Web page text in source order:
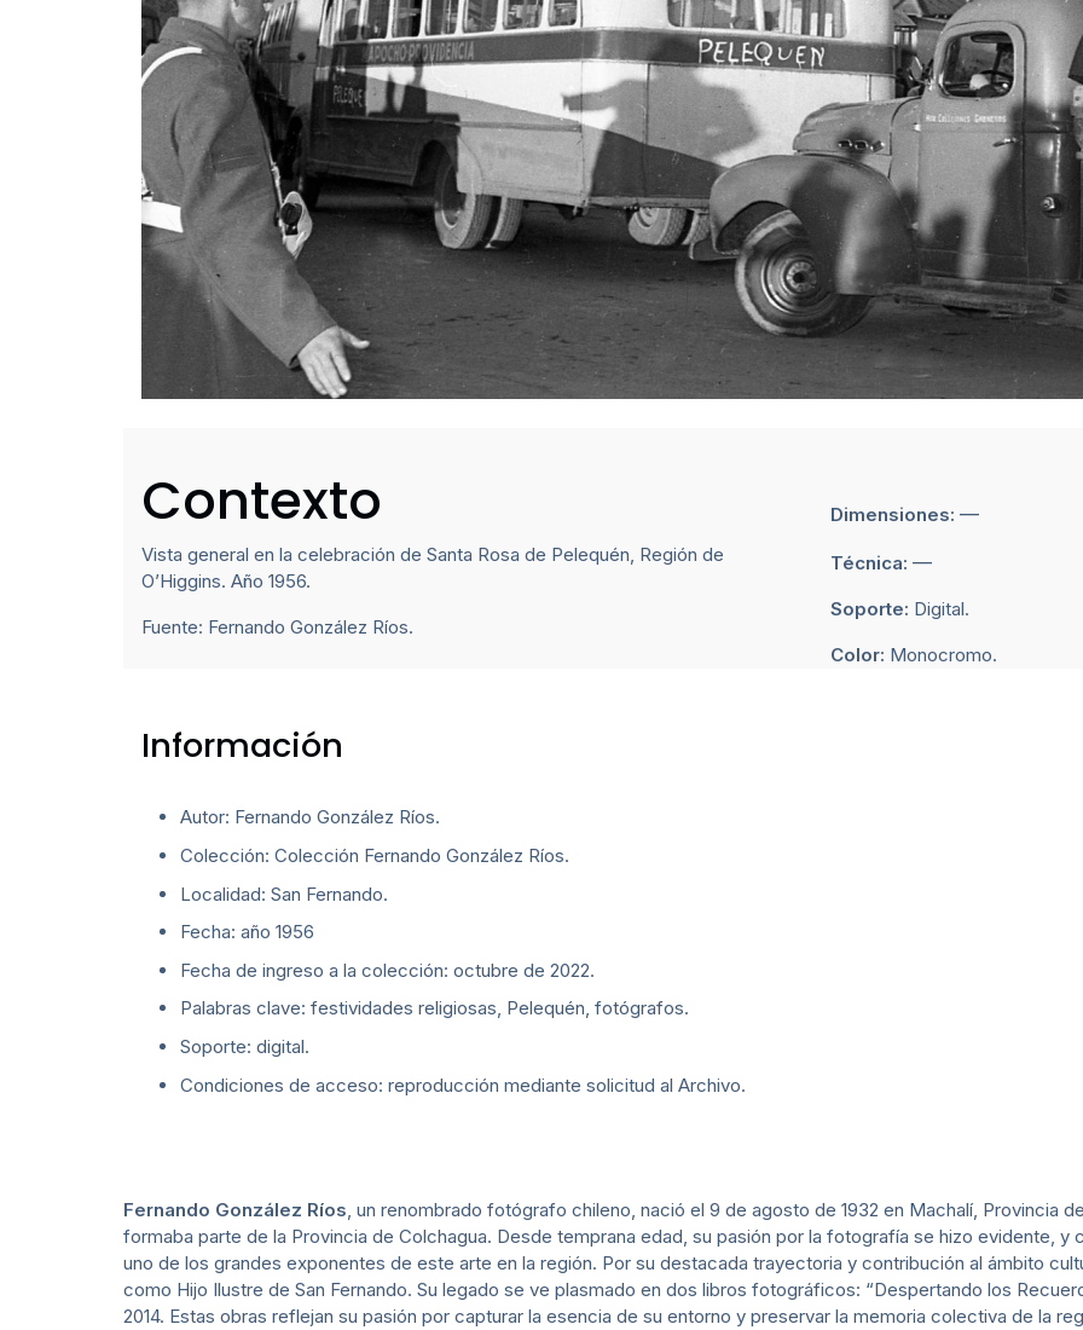
Contexto
Vista general en la celebración de Santa Rosa de Pelequén, Región de
O’Higgins. Año 1956.
Fuente: Fernando González Ríos.
Dimensiones: —
Técnica: —
Soporte: Digital.
Color: Monocromo.
Información
Autor: Fernando González Ríos.
Colección: Colección Fernando González Ríos.
Localidad: San Fernando.
Fecha: año 1956
Fecha de ingreso a la colección: octubre de 2022.
Palabras clave: festividades religiosas, Pelequén, fotógrafos.
Soporte: digital.
Condiciones de acceso: reproducción mediante solicitud al Archivo.
Fernando González Ríos, un renombrado fotógrafo chileno, nació el 9 de agosto de 1932 en Machalí, Provincia
formaba parte de la Provincia de Colchagua. Desde temprana edad, su pasión por la fotografía se hizo evidente,
uno de los grandes exponentes de este arte en la región. Por su destacada trayectoria y contribución al ámbito
como Hijo Ilustre de San Fernando. Su legado se ve plasmado en dos libros fotográficos: “Despertando los
2014. Estas obras reflejan su pasión por capturar la esencia de su entorno y preservar la memoria colectiva de la